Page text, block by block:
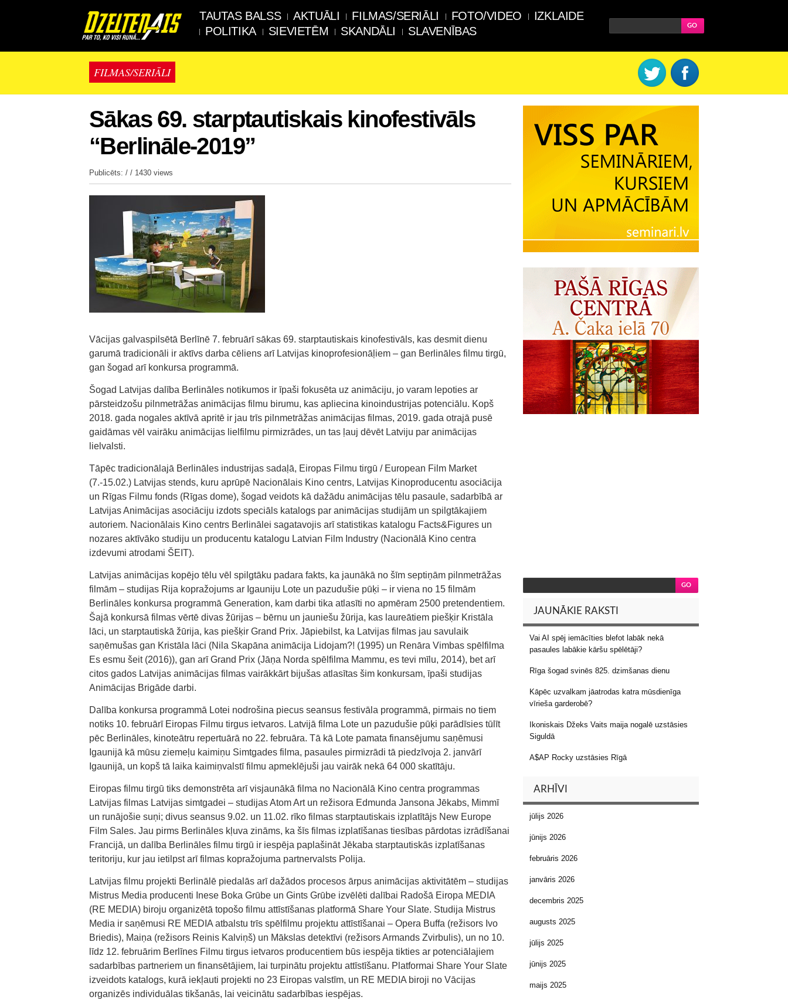
TAUTAS BALSS AKTUĀLI FILMAS/SERIĀLI FOTO/VIDEO
IZKLAIDE
POLITIKA
SIEVIETĒM SKANDĀLI SLAVENĪBAS
FILMAS/SERIĀLI
Sākas 69. starptautiskais kinofestivāls
“Berlināle-2019”
Publicēts: / / 1430 views
Vācijas galvaspilsētā Berlīnē 7. februārī sākas 69. starptautiskais kinofestivāls, kas desmit dienu
garumā tradicionāli ir aktīvs darba cēliens arī Latvijas kinoprofesionāļiem – gan Berlināles filmu tirgū,
gan šogad arī konkursa programmā.
Šogad Latvijas dalība Berlināles notikumos ir īpaši fokusēta uz animāciju, jo varam lepoties ar
pārsteidzošu pilnmetrāžas animācijas filmu birumu, kas apliecina kinoindustrijas potenciālu. Kopš
2018. gada nogales aktīvā apritē ir jau trīs pilnmetrāžas animācijas filmas, 2019. gada otrajā pusē
gaidāmas vēl vairāku animācijas lielfilmu pirmizrādes, un tas ļauj dēvēt Latviju par animācijas
lielvalsti.
Tāpēc tradicionālajā Berlināles industrijas sadaļā, Eiropas Filmu tirgū / European Film Market
(7.-15.02.) Latvijas stends, kuru aprūpē Nacionālais Kino centrs, Latvijas Kinoproducentu asociācija
un Rīgas Filmu fonds (Rīgas dome), šogad veidots kā dažādu animācijas tēlu pasaule, sadarbībā ar
Latvijas Animācijas asociāciju izdots speciāls katalogs par animācijas studijām un spilgtākajiem
autoriem. Nacionālais Kino centrs Berlinālei sagatavojis arī statistikas katalogu Facts&Figures un
nozares aktīvāko studiju un producentu katalogu Latvian Film Industry (Nacionālā Kino centra
izdevumi atrodami ŠEIT).
Latvijas animācijas kopējo tēlu vēl spilgtāku padara fakts, ka jaunākā no šīm septiņām pilnmetrāžas
filmām – studijas Rija kopražojums ar Igauniju Lote un pazudušie pūķi – ir viena no 15 filmām
Berlināles konkursa programmā Generation, kam darbi tika atlasīti no apmēram 2500 pretendentiem.
Šajā konkursā filmas vērtē divas žūrijas – bērnu un jauniešu žūrija, kas laureātiem piešķir Kristāla
lāci, un starptautiskā žūrija, kas piešķir Grand Prix. Jāpiebilst, ka Latvijas filmas jau savulaik
saņēmušas gan Kristāla lāci (Nila Skapāna animācija Lidojam?! (1995) un Renāra Vimbas spēlfilma
Es esmu šeit (2016)), gan arī Grand Prix (Jāņa Norda spēlfilma Mammu, es tevi mīlu, 2014), bet arī
citos gados Latvijas animācijas filmas vairākkārt bijušas atlasītas šim konkursam, īpaši studijas
Animācijas Brigāde darbi.
Dalība konkursa programmā Lotei nodrošina piecus seansus festivāla programmā, pirmais no tiem
notiks 10. februārī Eiropas Filmu tirgus ietvaros. Latvijā filma Lote un pazudušie pūķi parādīsies tūlīt
pēc Berlināles, kinoteātru repertuārā no 22. februāra. Tā kā Lote pamata finansējumu saņēmusi
Igaunijā kā mūsu ziemeļu kaimiņu Simtgades filma, pasaules pirmizrādi tā piedzīvoja 2. janvārī
Igaunijā, un kopš tā laika kaimiņvalstī filmu apmeklējuši jau vairāk nekā 64 000 skatītāju.
Eiropas filmu tirgū tiks demonstrēta arī visjaunākā filma no Nacionālā Kino centra programmas
Latvijas filmas Latvijas simtgadei – studijas Atom Art un režisora Edmunda Jansona Jēkabs, Mimmī
un runājošie suņi; divus seansus 9.02. un 11.02. rīko filmas starptautiskais izplatītājs New Europe
Film Sales. Jau pirms Berlināles kļuva zināms, ka šīs filmas izplatīšanas tiesības pārdotas izrādīšanai
Francijā, un dalība Berlināles filmu tirgū ir iespēja paplašināt Jēkaba starptautiskās izplatīšanas
teritoriju, kur jau ietilpst arī filmas kopražojuma partnervalsts Polija.
Latvijas filmu projekti Berlinālē piedalās arī dažādos procesos ārpus animācijas aktivitātēm – studijas
Mistrus Media producenti Inese Boka Grūbe un Gints Grūbe izvēlēti dalībai Radošā Eiropa MEDIA
(RE MEDIA) biroju organizētā topošo filmu attīstīšanas platformā Share Your Slate. Studija Mistrus
Media ir saņēmusi RE MEDIA atbalstu trīs spēlfilmu projektu attīstīšanai – Opera Buffa (režisors Ivo
Briedis), Maiņa (režisors Reinis Kalviņš) un Mākslas detektīvi (režisors Armands Zvirbulis), un no 10.
līdz 12. februārim Berlīnes Filmu tirgus ietvaros producentiem būs iespēja tikties ar potenciālajiem
sadarbības partneriem un finansētājiem, lai turpinātu projektu attīstīšanu. Platformai Share Your Slate
izveidots katalogs, kurā iekļauti projekti no 23 Eiropas valstīm, un RE MEDIA biroji no Vācijas
organizēs individuālas tikšanās, lai veicinātu sadarbības iespējas.
JAUNĀKIE RAKSTI
Vai AI spēj iemācīties blefot labāk nekā
pasaules labākie kāršu spēlētāji?
Rīga šogad svinēs 825. dzimšanas dienu
Kāpēc uzvalkam jāatrodas katra mūsdienīga
vīrieša garderobē?
Ikoniskais Džeks Vaits maija nogalē uzstāsies
Siguldā
A$AP Rocky uzstāsies Rīgā
ARHĪVI
jūlijs 2026
jūnijs 2026
februāris 2026
janvāris 2026
decembris 2025
augusts 2025
jūlijs 2025
jūnijs 2025
maijs 2025